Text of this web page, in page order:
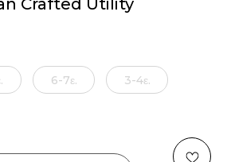
Crafted Utility
6-7ε. 3-4ε.